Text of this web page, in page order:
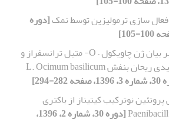
سازی ترمولیزین توسط نمک[دوره
اثر کیتوزان بر بیان ژن چاویکول – O- متیل ترانسفراز و
ترکیبات فنیل پروپانوئیدی ریحان بنفش L. Ocimum basilicum
294]
پروتئین نوترکیب کیتیناز از باکتری
[دوره 30، شماره 2، 1396،